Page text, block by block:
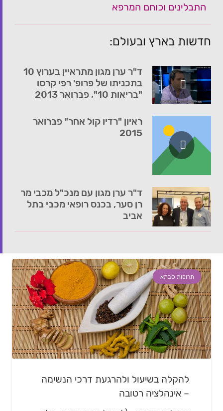
התבלינים וכוחם המרפא
חדשות בארץ ובעולם:
ד"ר ערן מגון מתראיין בערוץ 10
בתכניתו של פרופ' רפי קרסו
"בריאות 10", פברואר 2013
ראיון "רדיו קול אחר" פברואר
2015
ד"ר ערן מגון עם מנכ"ל מכבי מר
רן סער, בכנס רופאי מכבי בתל
אביב
תרופות סבתא
להקלה בשיעול ולהרגעת דרכי הנשימה
– אינהלציה רטובה